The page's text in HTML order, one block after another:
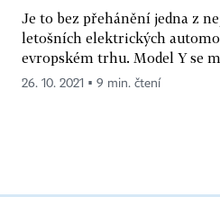
Je to bez přehánění jedna z
letošních elektrických
evropském trhu. Model Y se
26. 10. 2021 ▪ 9 min. čtení